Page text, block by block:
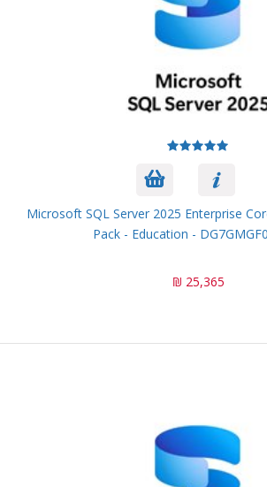
Microsoft SQL Server 2025 Enterprise
Pack - Education -
25,365 ₪